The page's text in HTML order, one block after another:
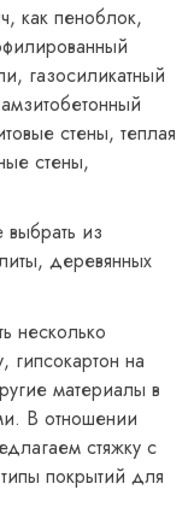
как пеноблок,
газосиликатный
стены, теплая
стены,
из
деревянных
несколько
гипсокартон на
материалы в
В отношении
стяжку с
покрытий для